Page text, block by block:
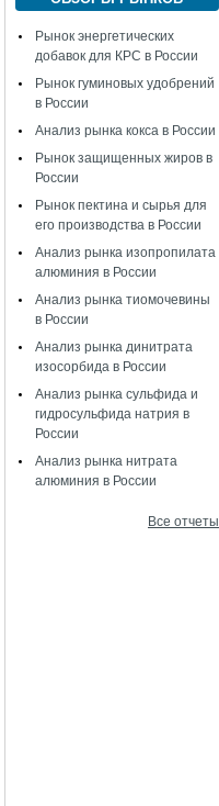
Рынок энергетических
добавок для КРС в России
Рынок гуминовых удобрений
в России
Анализ рынка кокса в России
Рынок защищенных жиров в
России
Рынок пектина и сырья для
его производства в России
Анализ рынка изопропилата
алюминия в России
Анализ рынка тиомочевины
в России
Анализ рынка динитрата
изосорбида в России
Анализ рынка сульфида и
гидросульфида натрия в
России
Анализ рынка нитрата
алюминия в России
Все отчеты